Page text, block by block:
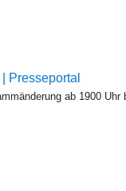
Presseportal
ab 1900 Uhr